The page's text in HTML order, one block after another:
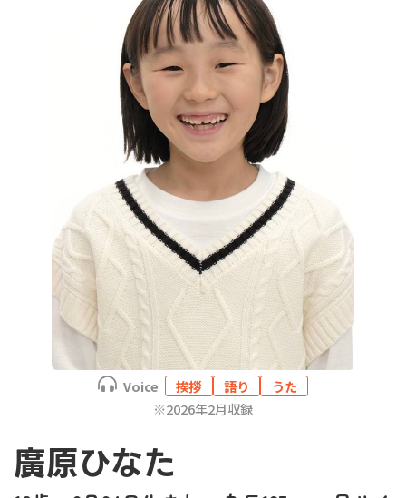
Voice 挨拶 語り
うた
※2026年2月収録
廣原ひなた